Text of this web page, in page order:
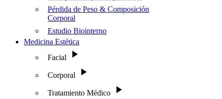
Pérdida de Peso & Composición
Corporal
Estudio Biointerno
Medicina Estética
Facial
Corporal
Tratamiento Médico